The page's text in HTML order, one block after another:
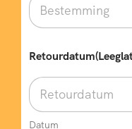
Datum